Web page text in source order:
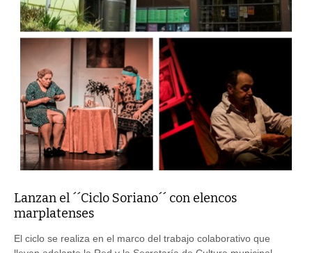
marplatenses
El ciclo se realiza en el marco del trabajo colaborativo que
llevan adelante la Red y la Secretaría de Cultura municipal.